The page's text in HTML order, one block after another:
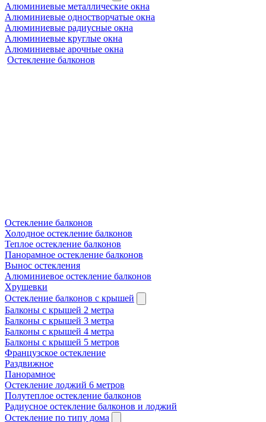
Алюминиевые металлические окна
Алюминиевые одностворчатые окна
Алюминиевые радиусные окна
Алюминиевые круглые окна
Алюминиевые арочные окна
Остекление балконов
Остекление балконов
Холодное остекление балконов
Теплое остекление балконов
Панорамное остекление балконов
Вынос остекления
Алюминиевое остекление балконов
Хрущевки
Остекление балконов с крышей
Балконы с крышей 2 метра
Балконы с крышей 3 метра
Балконы с крышей 4 метра
Балконы с крышей 5 метров
Французское остекление
Раздвижное
Панорамное
Остекление лоджий 6 метров
Полутеплое остекление балконов
Радиусное остекление балконов и лоджий
Остекление по типу дома